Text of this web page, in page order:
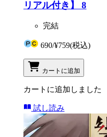
リアル付き】 8
完結
690/¥759(税込)
カートに追加
カートに追加しました
試し読み